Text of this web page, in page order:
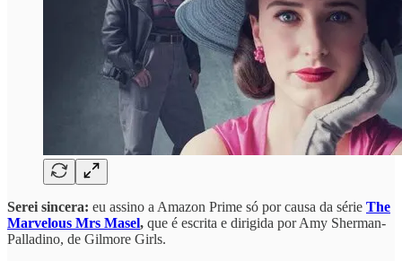
Serei sincera: eu assino a Amazon Prime só por causa da série The
Marvelous Mrs Masel, que é escrita e dirigida por Amy Sherman-
Palladino, de Gilmore Girls.